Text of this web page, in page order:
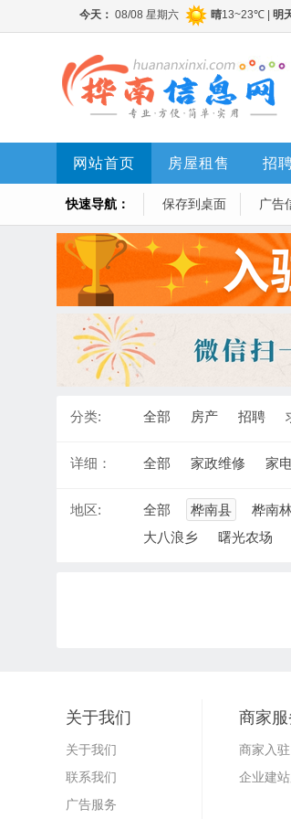
网站首页 房屋租售 招
快速导航： 保存到桌面 广告
分类: 全部 房产 招聘
详细： 全部 家政维修 家
地区: 全部 桦南县 桦南
大八浪乡
曙光农场
关于我们
关于我们
联系我们
广告服务
商家服
商家入驻
企业建